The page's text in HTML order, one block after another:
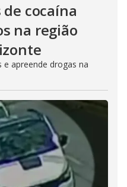
cocaína
na região
e apreende drogas na